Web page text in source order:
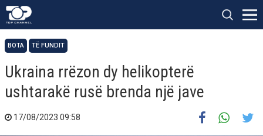
BOTA TË FUNDIT
Ukraina rrëzon dy helikopterë
ushtarakë rusë brenda një jave
17/08/2023 09:58